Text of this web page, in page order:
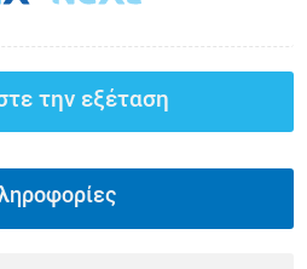
την εξέταση